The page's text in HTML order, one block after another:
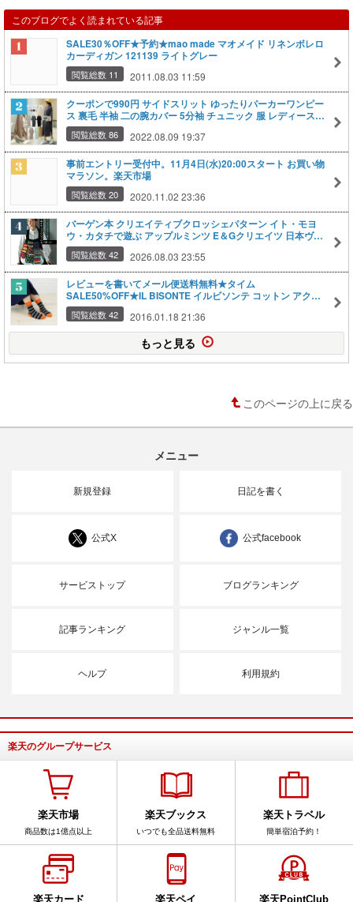
このブログでよく読まれている記事
SALE30％OFF★予約★mao made マオメイド リネンボレロ
カーディガン 121139 ライトグレー
閲覧総数 11 2011.08.03 11:59
クーポンで990円 サイドスリット ゆったりパーカーワンピー
ス 裏毛 半袖 二の腕カバー 5分袖 チュニック 服 レディースフ
ァッション 送料無料
閲覧総数 86 2022.08.09 19:37
事前エントリー受付中。11月4日(水)20:00スタート お買い物
マラソン。楽天市場
閲覧総数 20 2020.11.02 23:36
バーゲン本 クリエイティブクロッシェパターン イト・モヨ
ウ・カタチで遊ぶ アップルミンツ E＆Gクリエイツ 日本ヴォ
ーグ社 楽天ブックス 送料無料 手芸本 編み物 かぎ針編み ハ
ンドメイド
閲覧総数 42 2026.08.03 23:55
レビューを書いてメール便送料無料★タイム
SALE50%OFF★IL BISONTE イルビソンテ コットン アクリ
ル 配色 ボーダー ソックス 5442404280 レディースソックス
婦人靴下
閲覧総数 42 2016.01.18 21:36
もっと見る
このページの上に戻る
メニュー
新規登録 日記を書く
公式X 公式facebook
サービストップ ブログランキング
記事ランキング ジャンル一覧
ヘルプ 利用規約
楽天のグループサービス
楽天市場
商品数は1億点以上
楽天ブックス
いつでも全品送料無料
楽天トラベル
簡単宿泊予約！
楽天カード 楽天ペイ 楽天PointClub